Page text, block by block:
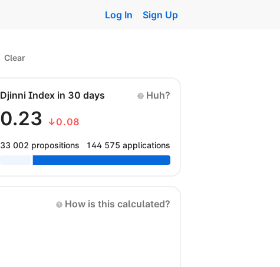
Log In Sign Up
Clear
Djinni Index in 30 days Huh?
0.23 ↓0.08
33 002 propositions 144 575 applications
How is this calculated?